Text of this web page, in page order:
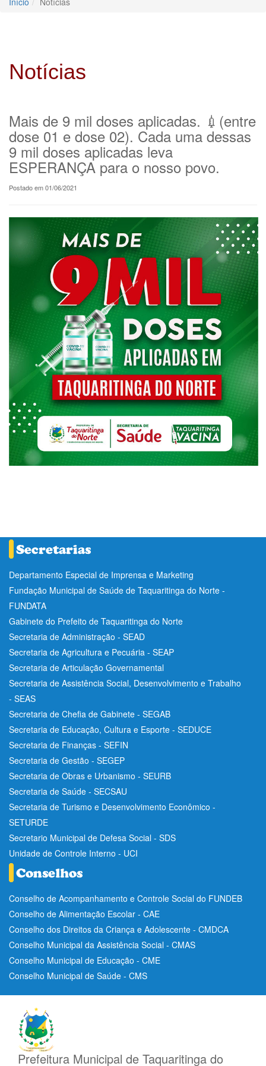
Notícias
Mais de 9 mil doses aplicadas. 💉(entre
dose 01 e dose 02). Cada uma dessas
9 mil doses aplicadas leva
ESPERANÇA para o nosso povo.
Postado em 01/06/2021
Departamento Especial de Imprensa e Marketing
Fundação Municipal de Saúde de Taquaritinga do Norte -
FUNDATA
Gabinete do Prefeito de Taquaritinga do Norte
Secretaria de Administração - SEAD
Secretaria de Agricultura e Pecuária - SEAP
Secretaria de Articulação Governamental
Secretaria de Assistência Social, Desenvolvimento e Trabalho
- SEAS
Secretaria de Chefia de Gabinete - SEGAB
Secretaria de Educação, Cultura e Esporte - SEDUCE
Secretaria de Finanças - SEFIN
Secretaria de Gestão - SEGEP
Secretaria de Obras e Urbanismo - SEURB
Secretaria de Saúde - SECSAU
Secretaria de Turismo e Desenvolvimento Econômico -
SETURDE
Secretario Municipal de Defesa Social - SDS
Unidade de Controle Interno - UCI
Conselho de Acompanhamento e Controle Social do FUNDEB
Conselho de Alimentação Escolar - CAE
Conselho dos Direitos da Criança e Adolescente - CMDCA
Conselho Municipal da Assistência Social - CMAS
Conselho Municipal de Educação - CME
Conselho Municipal de Saúde - CMS
Prefeitura Municipal de Taquaritinga do